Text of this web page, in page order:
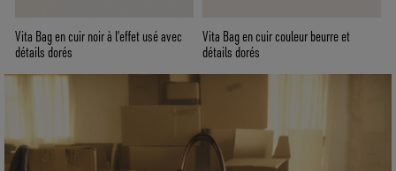
Vita Bag en cuir noir à l’effet usé avec
détails dorés
Vita Bag en cuir couleur beurre et
détails dorés